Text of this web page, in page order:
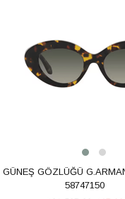
GÜNEŞ GÖZLÜĞÜ
58747150